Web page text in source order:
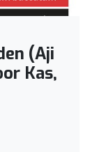
(Aji
Kas,